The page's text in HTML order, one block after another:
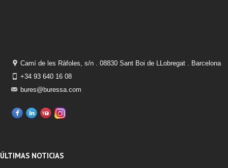
Camí de les Ràfoles, s/n . 08830 Sant Boi de LLobregat . Barcelona
+34 93 640 16 08
bures@buressa.com
ÚLTIMAS NOTICIAS